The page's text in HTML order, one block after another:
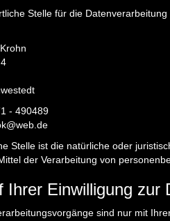
Stelle für die
- 490489
Stelle ist die natürliche oder
der Verarbeitung von
Ihrer Einwilligung zur
sind nur mit